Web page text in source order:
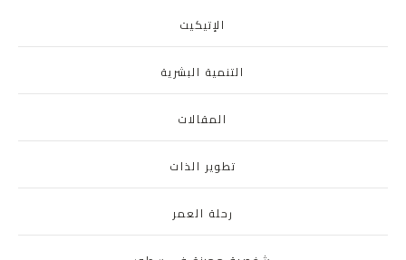
الإتيكيت
التنمية البشرية
المقالات
تطوير الذات
رحلة العمر